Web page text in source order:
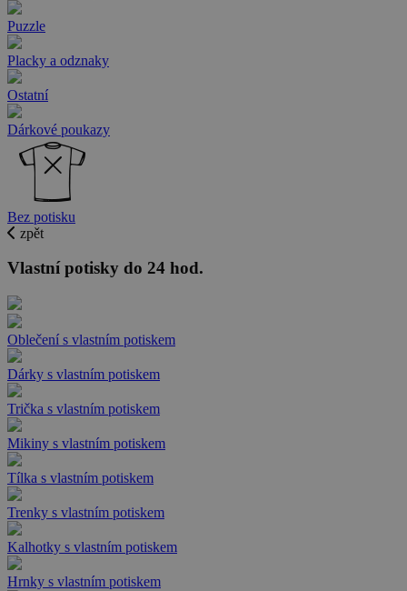
Puzzle
Placky a odznaky
Ostatní
Dárkové poukazy
Bez potisku
zpět
Vlastní potisky do 24 hod.
Oblečení s vlastním potiskem
Dárky s vlastním potiskem
Trička s vlastním potiskem
Mikiny s vlastním potiskem
Tílka s vlastním potiskem
Trenky s vlastním potiskem
Kalhotky s vlastním potiskem
Hrnky s vlastním potiskem